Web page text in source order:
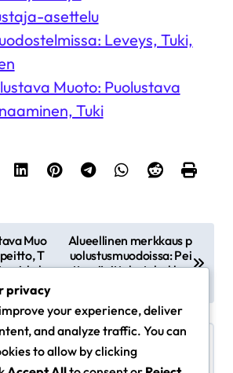
asettelu
Leveys, Tuki,
Muoto: Puolustava
Tuki
Muo
T
Alueellinen merkkaus p
uolustusmuodoissa: Pei
tto, sijoittelu, tehokkuu
privacy
your experience, deliver
and analyze traffic. You can
to allow by clicking